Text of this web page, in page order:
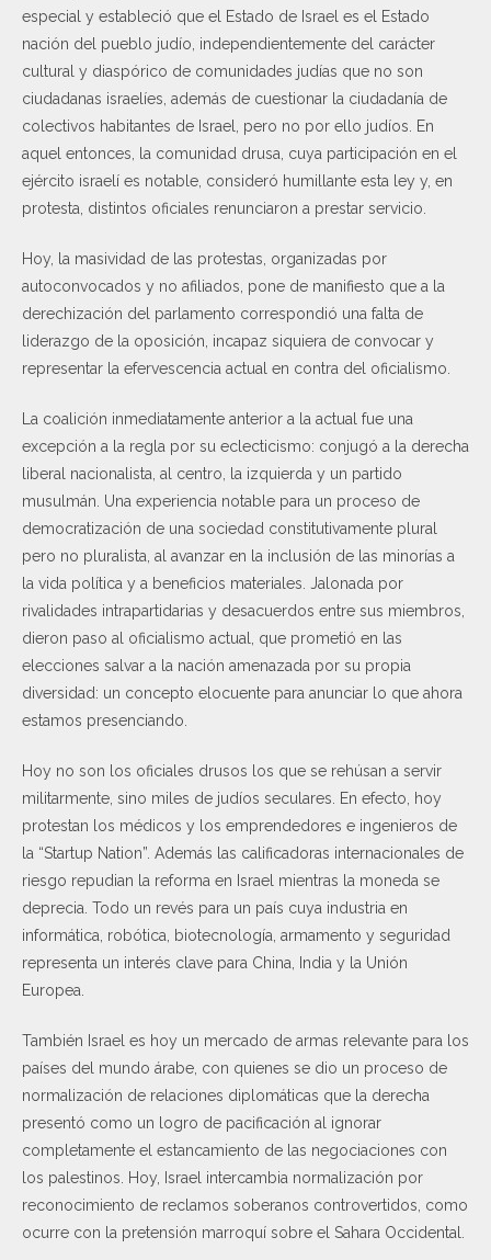
especial y estableció que el Estado de Israel es el Estado
nación del pueblo judío, independientemente del carácter
cultural y diaspórico de comunidades judías que no son
ciudadanas israelíes, además de cuestionar la ciudadanía de
colectivos habitantes de Israel, pero no por ello judíos. En
aquel entonces, la comunidad drusa, cuya participación en el
ejército israelí es notable, consideró humillante esta ley y, en
protesta, distintos oficiales renunciaron a prestar servicio.
Hoy, la masividad de las protestas, organizadas por
autoconvocados y no afiliados, pone de manifiesto que a la
derechización del parlamento correspondió una falta de
liderazgo de la oposición, incapaz siquiera de convocar y
representar la efervescencia actual en contra del oficialismo.
La coalición inmediatamente anterior a la actual fue una
excepción a la regla por su eclecticismo: conjugó a la derecha
liberal nacionalista, al centro, la izquierda y un partido
musulmán. Una experiencia notable para un proceso de
democratización de una sociedad constitutivamente plural
pero no pluralista, al avanzar en la inclusión de las minorías a
la vida política y a beneficios materiales. Jalonada por
rivalidades intrapartidarias y desacuerdos entre sus miembros,
dieron paso al oficialismo actual, que prometió en las
elecciones salvar a la nación amenazada por su propia
diversidad: un concepto elocuente para anunciar lo que ahora
estamos presenciando.
Hoy no son los oficiales drusos los que se rehúsan a servir
militarmente, sino miles de judíos seculares. En efecto, hoy
protestan los médicos y los emprendedores e ingenieros de
la “Startup Nation”. Además las calificadoras internacionales de
riesgo repudian la reforma en Israel mientras la moneda se
deprecia. Todo un revés para un país cuya industria en
informática, robótica, biotecnología, armamento y seguridad
representa un interés clave para China, India y la Unión
Europea.
También Israel es hoy un mercado de armas relevante para los
países del mundo árabe, con quienes se dio un proceso de
normalización de relaciones diplomáticas que la derecha
presentó como un logro de pacificación al ignorar
completamente el estancamiento de las negociaciones con
los palestinos. Hoy, Israel intercambia normalización por
reconocimiento de reclamos soberanos controvertidos, como
ocurre con la pretensión marroquí sobre el Sahara Occidental.